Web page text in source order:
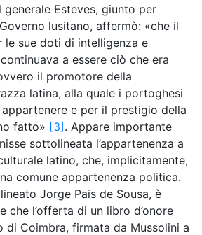
generale Esteves, giunto per
lusitano, affermò: «che il
le sue doti di intelligenza e
a essere ciò che era
il promotore della
latina, alla quale i portoghesi
e per il prestigio della
fatto» [3] . Appare importante
sottolineata l’appartenenza a
latino, che, implicitamente,
comune appartenenza politica.
Jorge Pais de Sousa, è
che l’offerta di un libro d’onore
di Coimbra, firmata da Mussolini a